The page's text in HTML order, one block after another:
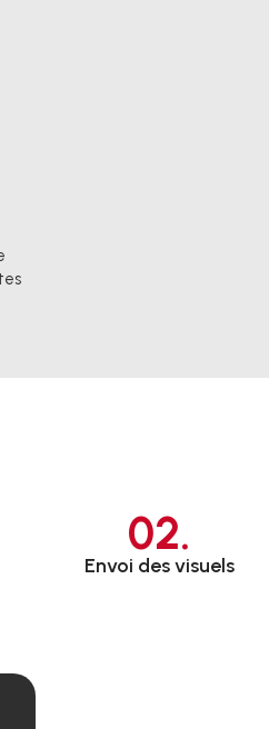
02.
Envoi des visuels